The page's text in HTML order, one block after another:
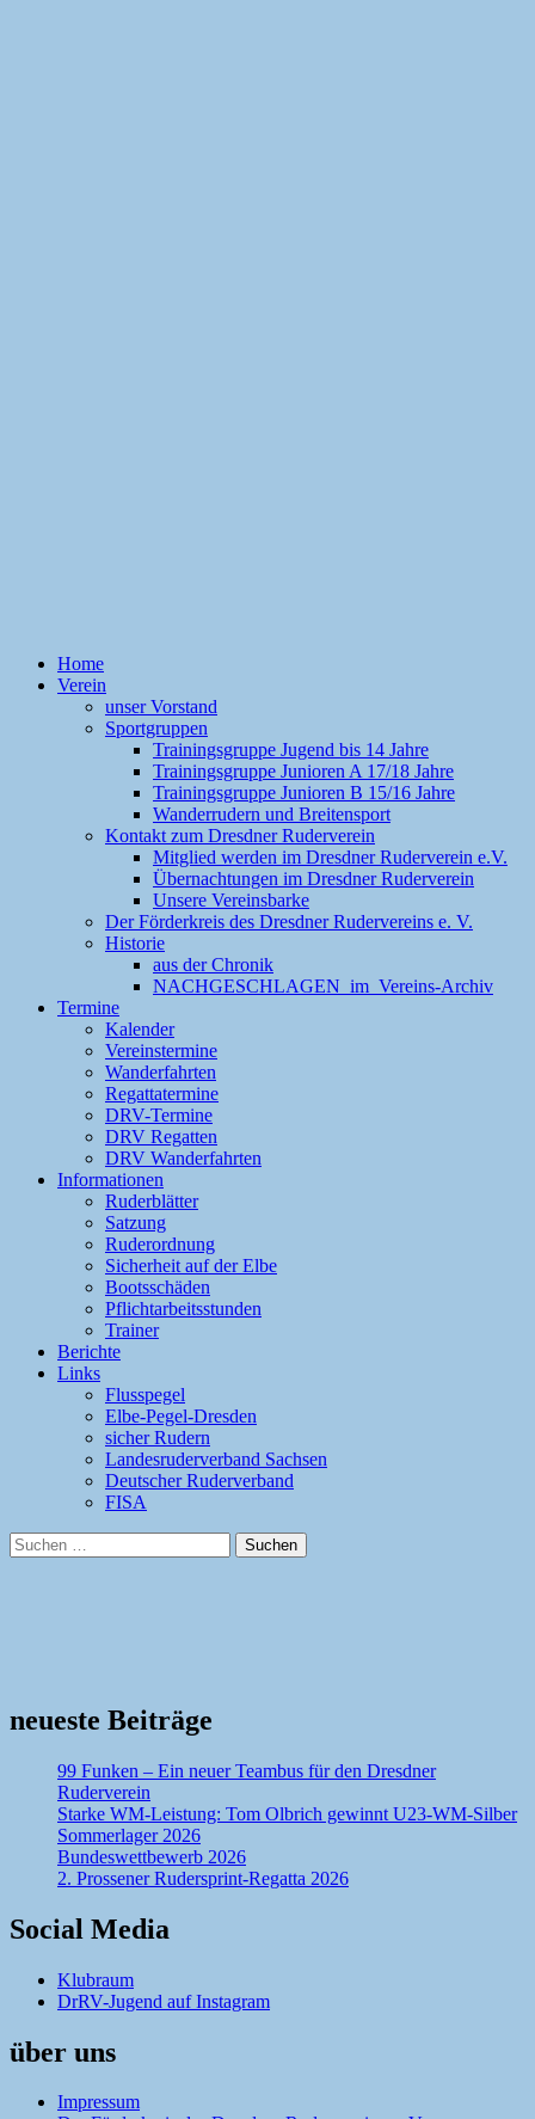
Home
Verein
unser Vorstand
Sportgruppen
Trainingsgruppe Jugend bis 14 Jahre
Trainingsgruppe Junioren A 17/18 Jahre
Trainingsgruppe Junioren B 15/16 Jahre
Wanderrudern und Breitensport
Kontakt zum Dresdner Ruderverein
Mitglied werden im Dresdner Ruderverein e.V.
Übernachtungen im Dresdner Ruderverein
Unsere Vereinsbarke
Der Förderkreis des Dresdner Rudervereins e. V.
Historie
aus der Chronik
NACHGESCHLAGEN im Vereins-Archiv
Termine
Kalender
Vereinstermine
Wanderfahrten
Regattatermine
DRV-Termine
DRV Regatten
DRV Wanderfahrten
Informationen
Ruderblätter
Satzung
Ruderordnung
Sicherheit auf der Elbe
Bootsschäden
Pflichtarbeitsstunden
Trainer
Berichte
Links
Flusspegel
Elbe-Pegel-Dresden
sicher Rudern
Landesruderverband Sachsen
Deutscher Ruderverband
FISA
Suchen
nach:
neueste Beiträge
99 Funken – Ein neuer Teambus für den Dresdner
Ruderverein
Starke WM-Leistung: Tom Olbrich gewinnt U23-WM-Silber
Sommerlager 2026
Bundeswettbewerb 2026
2. Prossener Rudersprint-Regatta 2026
Social Media
Klubraum
DrRV-Jugend auf Instagram
über uns
Impressum